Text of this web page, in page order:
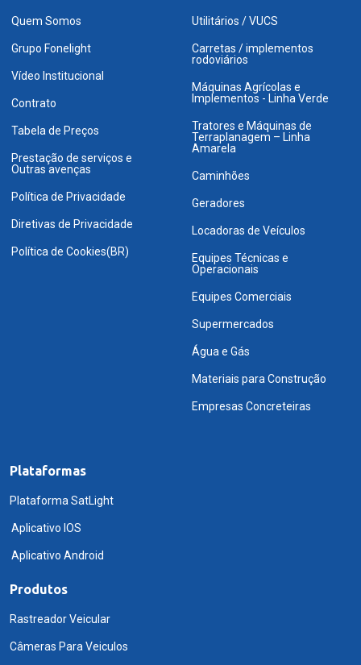
Quem Somos
Grupo Fonelight
Vídeo Institucional
Contrato
Tabela de Preços
Prestação de serviços e
Outras avenças
Política de Privacidade
Diretivas de Privacidade
Política de Cookies(BR)
Utilitários / VUCS
Carretas / implementos
rodoviários
Máquinas Agrícolas e
Implementos - Linha Verde
Tratores e Máquinas de
Terraplanagem – Linha
Amarela
Caminhões
Geradores
Locadoras de Veículos
Equipes Técnicas e
Operacionais
Equipes Comerciais
Supermercados
Água e Gás
Materiais para Construção
Empresas Concreteiras
Plataformas
Plataforma SatLight
Aplicativo IOS
Aplicativo Android
Produtos
Rastreador Veicular
Câmeras Para Veiculos